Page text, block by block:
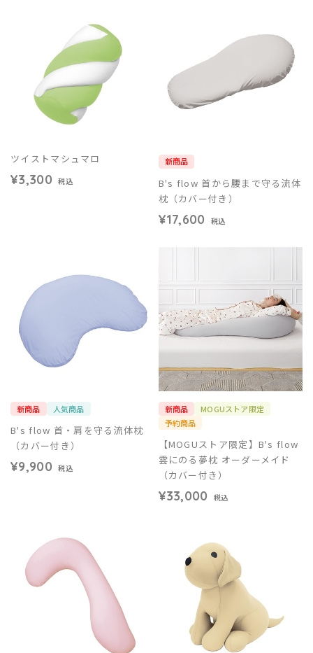
ツイストマシュマロ
¥3,300 税込
新商品
B's flow 首から腰まで守る流体
枕（カバー付き）
¥17,600 税込
新商品 人気商品
B's flow 首・肩を守る流体枕
（カバー付き）
¥9,900 税込
新商品
MOGUストア限定
予約商品
【MOGUストア限定】B's flow
雲にのる夢枕 オーダーメイド
（カバー付き）
¥33,000 税込